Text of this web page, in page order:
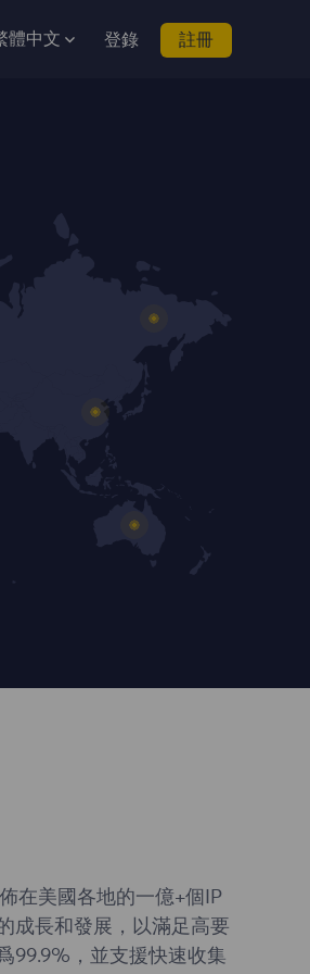
體中文 登錄 註冊
在美國各地的一億+個IP
成長和發展，以滿足高要
99.9%，並支援快速收集